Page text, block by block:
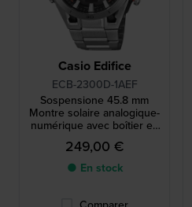
Casio Edifice
ECB-2300D-1AEF
Sospensione 45.8 mm
Montre solaire analogique-
numérique avec boîtier en
carbone et Bluetooth
249,00 €
● En stock